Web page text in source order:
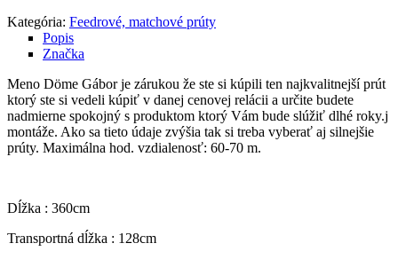
Kategória: Feedrové, matchové prúty
Popis
Značka
Meno Döme Gábor je zárukou že ste si kúpili ten najkvalitnejší prút
ktorý ste si vedeli kúpiť v danej cenovej relácii a určite budete
nadmierne spokojný s produktom ktorý Vám bude slúžiť dlhé roky.j
montáže. Ako sa tieto údaje zvýšia tak si treba vyberať aj silnejšie
prúty. Maximálna hod. vzdialenosť: 60-70 m.
Dĺžka : 360cm
Transportná dĺžka : 128cm